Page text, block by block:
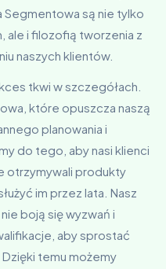
Segmentowa są nie tylko
ale i filozofią tworzenia z
naszych klientów.
tkwi w szczegółach.
które opuszcza naszą
planowania i
do tego, aby nasi klienci
otrzymywali produkty
im przez lata. Nasz
boją się wyzwań i
aby sprostać
temu możemy